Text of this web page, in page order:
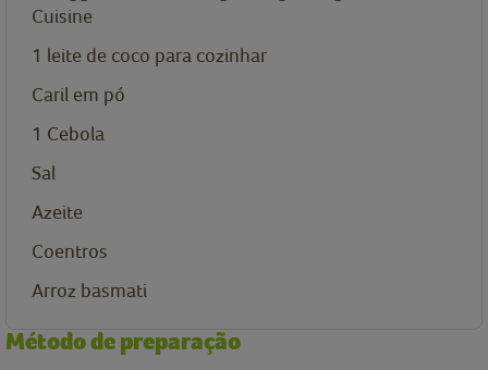
Cuisine
1 leite de coco para cozinhar
Caril em pó
1 Cebola
Sal
Azeite
Coentros
Arroz basmati
Método de preparação